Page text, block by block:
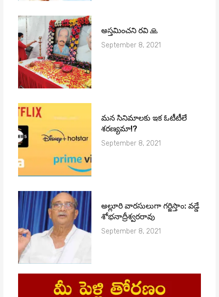
అస్తమించని రవి 🙏
September 8, 2021
మ‌న సినిమాల‌కు ఇక ఓటీటీలే
శ‌ర‌ణ్య‌మా!?
September 8, 2021
అల్లూరి వారసులుగా గర్జిస్తాం: వడ్డే
శోభనాద్రీశ్వరరావు
September 8, 2021